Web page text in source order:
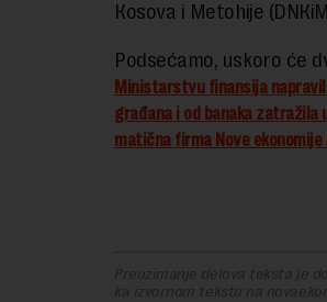
Кosova i Metohije
Podsećamo, uskoro će
Ministarstvu finansija
građana i od banaka zatražila
matična firma Nove
Preuzimanje delova teksta je
ka izvornom tekstu na